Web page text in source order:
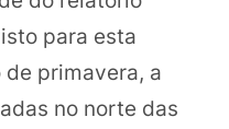
para esta
primavera, a
no norte das